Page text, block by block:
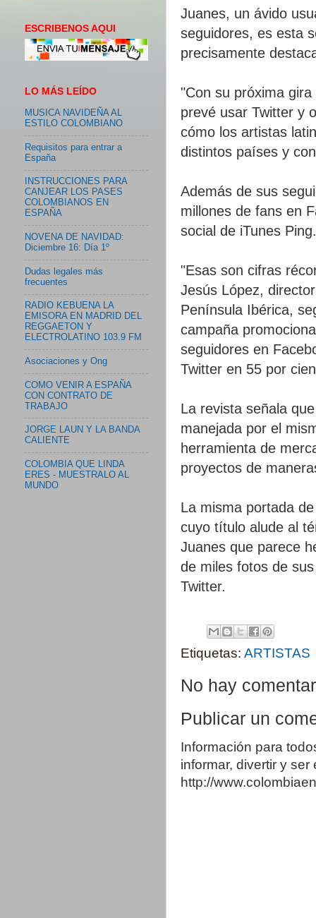
Juanes, un ávido
seguidores, es esta
precisamente
"Con su próxima
prevé usar Twitter y
cómo los artistas
distintos países y
Además de sus
millones de fans en
social de iTunes Ping.
"Esas son cifras
Jesús López,
Península Ibérica,
campaña
seguidores en
Twitter en 55 por
La revista señala
manejada por el
herramienta de
proyectos de
La misma portada
cuyo título alude al
Juanes que parece
de miles fotos de
Twitter.
Etiquetas: ARTISTAS
No hay
Publicar un
Información para
informar, divertir y
http://
ESCRIBENOS AQUI
LO MÁS LEÍDO
MUSICA NAVIDEÑA AL
ESTILO COLOMBIANO
Requisitos para entrar a
España
INSTRUCCIONES PARA
CANJEAR LOS PASES
COLOMBIANOS EN
ESPAÑA
NOVENA DE NAVIDAD:
Diciembre 16: Día 1º
Dudas legales más
frecuentes
RADIO KEBUENA LA
EMISORA EN MADRID DEL
REGGAETON Y
ELECTROLATINO 103.9 FM
Asociaciones y Ong
COMO VENIR A ESPAÑA
CON CONTRATO DE
TRABAJO
JORGE LAUN Y LA BANDA
CALIENTE
COLOMBIA QUE LINDA
ERES - MUESTRALO AL
MUNDO